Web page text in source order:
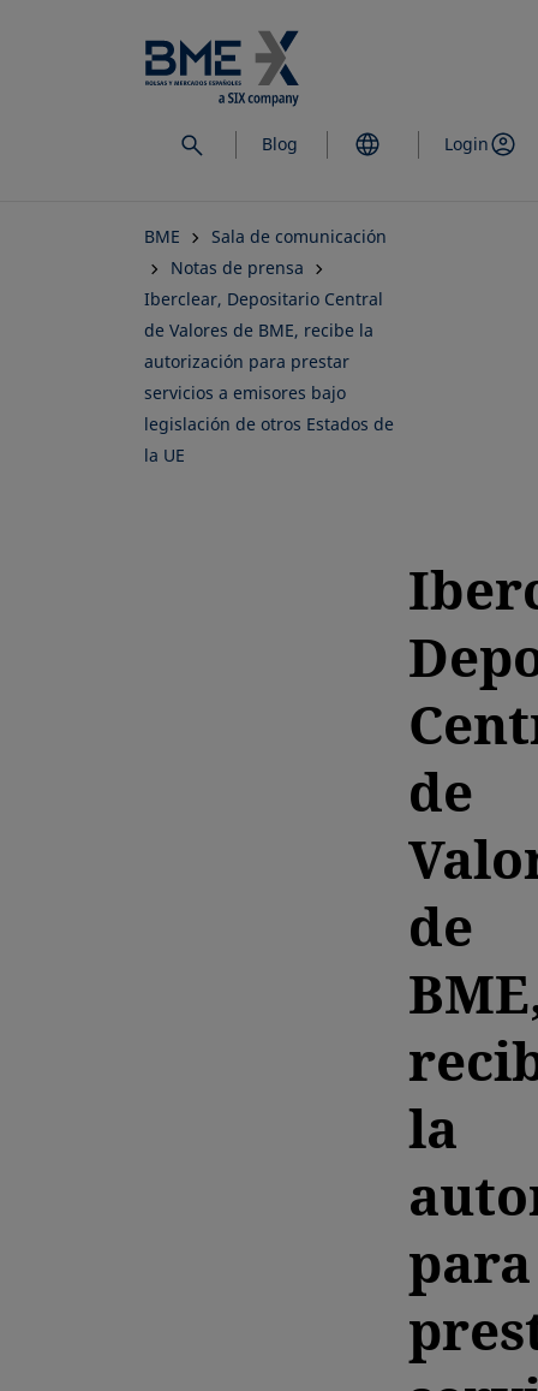
al
contenido
principal
Blog Login
BME
Sala de comunicación
Notas de prensa
Iberclear, Depositario Central
de Valores de BME, recibe la
autorización para prestar
servicios a emisores bajo
legislación de otros Estados de
la UE
de
de
la
para